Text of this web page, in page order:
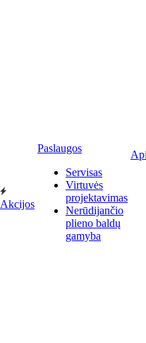
Akcijos
Paslaugos
Servisas
Virtuvės
projektavimas
Nerūdijančio
plieno baldų
gamyba